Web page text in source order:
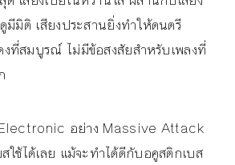
มีมิติ เสียงประสานยิ่งทำให้ดนตรี
ที่สมบูรณ์ ไม่มีข้อสงสัยสำหรับเพลงที่
Electronic อย่าง Massive Attack
ใช้ได้เลย แม้จะทำได้ดีกับอคูสติกเบส